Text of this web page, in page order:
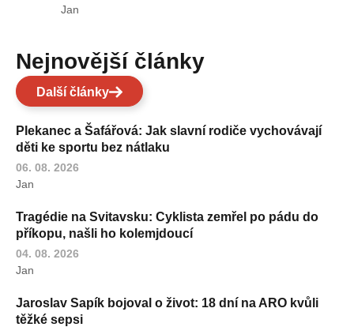
Jan
Nejnovější články
Další články
Plekanec a Šafářová: Jak slavní rodiče vychovávají
děti ke sportu bez nátlaku
06. 08. 2026
Jan
Tragédie na Svitavsku: Cyklista zemřel po pádu do
příkopu, našli ho kolemjdoucí
04. 08. 2026
Jan
Jaroslav Sapík bojoval o život: 18 dní na ARO kvůli
těžké sepsi